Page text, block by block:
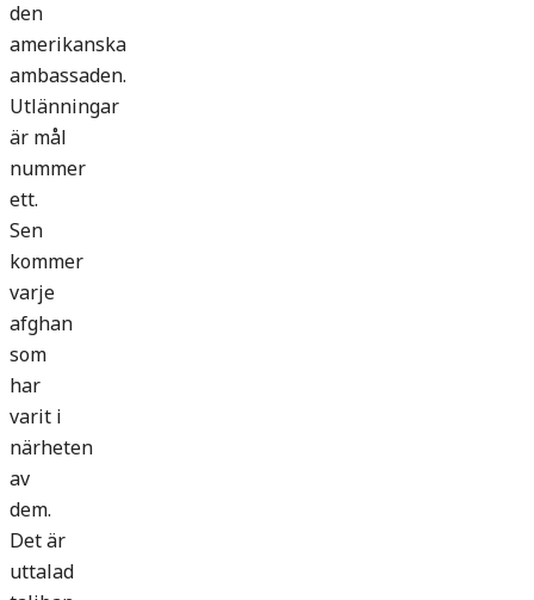
den
amerikanska
ambassaden.
Utlänningar
är mål
nummer
ett.
Sen
kommer
varje
afghan
som
har
varit i
närheten
av
dem.
Det är
uttalad